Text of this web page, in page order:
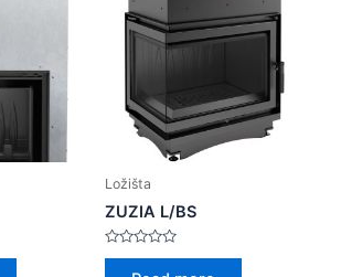
Ložišta
ZUZIA L/BS
Rated